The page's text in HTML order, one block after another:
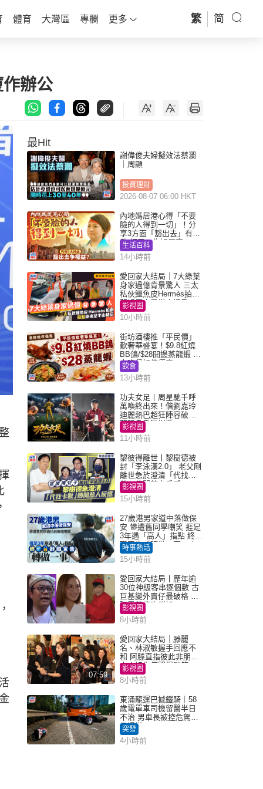
體育 大灣區 專欄 更多 繁 简
辦公
最Hit
謝偉俊夫婦擬效法蔡瀾
｜周顯
投資理財
2026-08-07 06:00 HKT
內地媽居港心得「不要
臉的人得到一切」！分
享3方面「豁出去」有著
數 網民：你好厲害
生活百科
14小時前
愛回家大結局｜7大綠葉
身家過億背景驚人 三太
私伙鱷魚皮Hermès拍劇
蘇姐原來是半山樓后
影視圈
10小時前
街坊酒樓推「平民價」
歎奢華盛宴！$9.8紅燒
BB鴿/$28開邊蒸龍蝦 3
大晚餐超值優惠
飲食
13小時前
功夫女足丨周星馳千呼
萬喚終出來！偕劉嘉玲
迪麗熱巴超狂陣容破天
荒現身香港謝票
影視圈
11小時前
黎彼得離世丨黎樹德被
封「李泳漢2.0」 老父剛
離世急於澄清「代找卡
數」傳聞惹人反感
影視圈
15小時前
27歲港男家道中落做保
安 慘遭舊同學嘲笑 捱足
3年遇「高人」指點 終辭
職宣告「轉做一事」｜
Juicy叮
時事熱話
15小時前
愛回家大結局丨歷年逾
30位神級客串逐個數 古
巨基變外賣仔最破格 歐
陽震華情陷群姐
影視圈
8小時前
07:59
愛回家大結局｜滕麗
名、林淑敏握手回應不
和 阿滕直指彼此非朋友
大小姐指傳聞得啖笑
影視圈
8小時前
東涌龍運巴撼鐵騎｜58
歲電單車司機留醫半日
不治 男車長被控危駕今
早提堂
突發
4小時前